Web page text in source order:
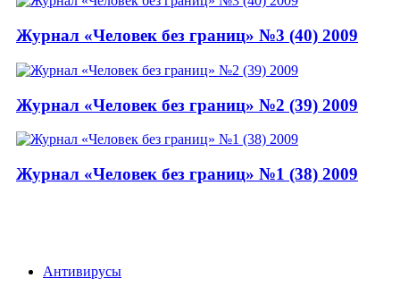
Журнал «Человек без границ» №3 (40) 2009
Журнал «Человек без границ» №2 (39) 2009
Журнал «Человек без границ» №1 (38) 2009
Антивирусы